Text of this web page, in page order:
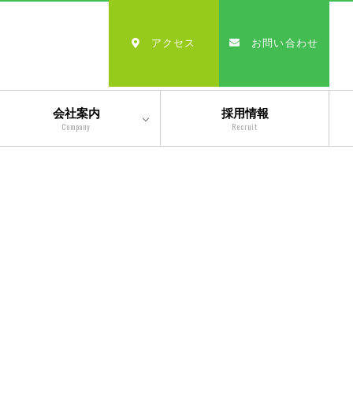
会社案内
Company
採用情報
Recruit
アクセス お問い合わせ